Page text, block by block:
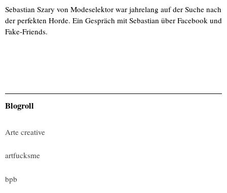
Sebastian Szary von Modeselektor war jahrelang auf der Suche nach
der perfekten Horde. Ein Gespräch mit Sebastian über Facebook und
Fake-Friends.
Blogroll
Arte creative
artfucksme
bpb